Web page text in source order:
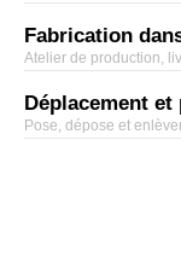
Fabrication
Atelier de production,
Déplacement et
Pose, dépose et